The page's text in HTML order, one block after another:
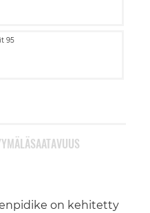
95
on kehitetty